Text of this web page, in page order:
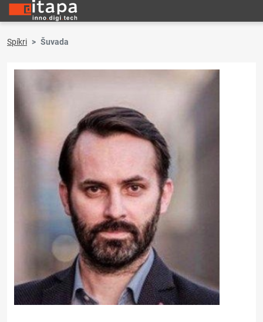
Spíkri Šuvada